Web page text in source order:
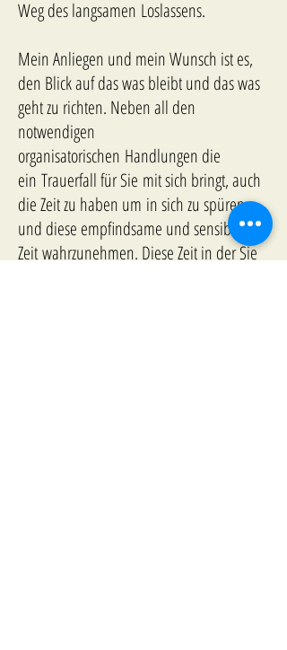
Weg des langsamen Loslassens.
Mein Anliegen und mein Wunsch ist es,
den Blick auf das was bleibt und das was
geht zu richten. Neben all den
notwendigen
organisatorischen Handlungen die
ein Trauerfall für Sie mit sich bringt, auch
die Zeit zu haben um in sich zu spüren
und diese empfindsame und sensible
Zeit wahrzunehmen. Diese Zeit in der Sie